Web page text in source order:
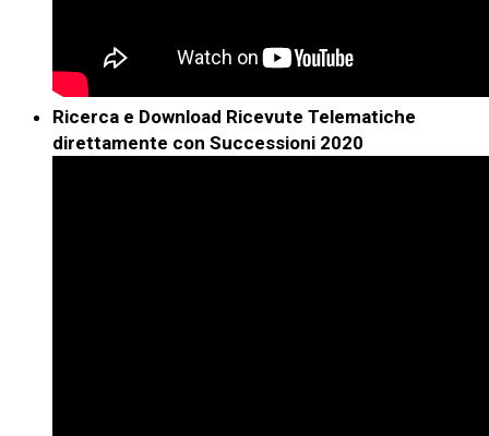
Ricerca e Download Ricevute Telematiche
direttamente con Successioni 2020